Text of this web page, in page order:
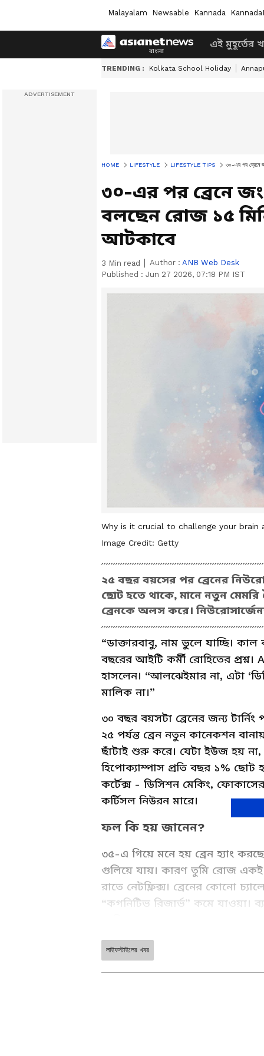
Malayalam Newsable Kannada
এই মুহূর্তের
TRENDING : Kolkata School Holiday
HOME LIFESTYLE LIFESTYLE TIPS ৩০-এর পর ব্রেনে
৩০-এর পর ব্রেনে
বলছেন রোজ ১৫
আটকাবে
3 Min read Author : ANB Web Desk
Published : Jun 27 2026, 07:18 PM IST
Why is it crucial to challenge your brain
Image Credit: Getty
২৫ বছর বয়সের পর ব্রেনের
ছোট হতে থাকে, মানে নতুন মেমরি
ব্রেনকে অলস করে।
“ডাক্তারবাবু, নাম ভুলে যাচ্ছি।
বছরের আইটি কর্মী রোহিতের
হাসলেন। “আলঝেইমার না, এটা
মালিক না।”
৩০ বছর বয়সটা ব্রেনের জন্য
২৫ পর্যন্ত ব্রেন নতুন কানেকশন
ছাঁটাই শুরু করে। যেটা ইউজ হয় না,
হিপোক্যাম্পাস প্রতি বছর ১% ছোট
কর্টেক্স - ডিসিশন মেকিং,
কর্টিসল নিউরন মারে।
ফল কি হয় জানেন?
৩৫-এ গিয়ে মনে হয় ব্রেন হ্যাং
গুলিয়ে যায়। কারণ তুমি রোজ
রাতে নেটফ্লিক্স। ব্রেনের কোনো
“কগনিটিভ রিজার্ভ” কমে যাওয়া।
Lifestyle Tips & Articles in
লাইফস্টাইলের খবর